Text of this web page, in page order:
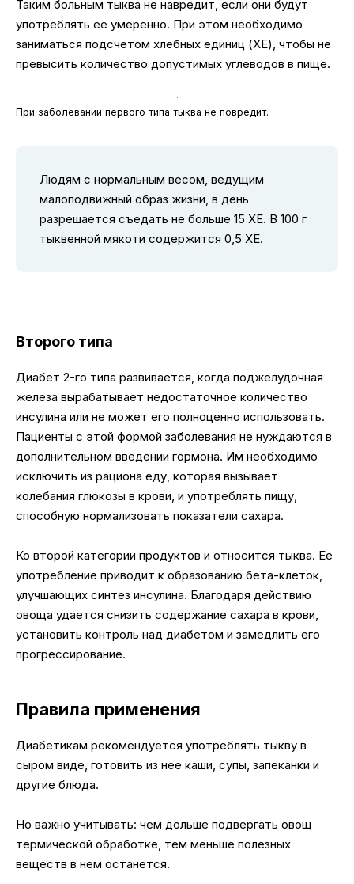
Таким больным тыква не навредит, если они будут
употреблять ее умеренно. При этом необходимо
заниматься подсчетом хлебных единиц (ХЕ), чтобы не
превысить количество допустимых углеводов в пище.
При заболевании первого типа тыква не повредит.
Людям с нормальным весом, ведущим
малоподвижный образ жизни, в день
разрешается съедать не больше 15 ХЕ. В 100 г
тыквенной мякоти содержится 0,5 ХЕ.
Второго типа
Диабет 2-го типа развивается, когда поджелудочная
железа вырабатывает недостаточное количество
инсулина или не может его полноценно использовать.
Пациенты с этой формой заболевания не нуждаются в
дополнительном введении гормона. Им необходимо
исключить из рациона еду, которая вызывает
колебания глюкозы в крови, и употреблять пищу,
способную нормализовать показатели сахара.
Ко второй категории продуктов и относится тыква. Ее
употребление приводит к образованию бета-клеток,
улучшающих синтез инсулина. Благодаря действию
овоща удается снизить содержание сахара в крови,
установить контроль над диабетом и замедлить его
прогрессирование.
Правила применения
Диабетикам рекомендуется употреблять тыкву в
сыром виде, готовить из нее каши, супы, запеканки и
другие блюда.
Но важно учитывать: чем дольше подвергать овощ
термической обработке, тем меньше полезных
веществ в нем останется.